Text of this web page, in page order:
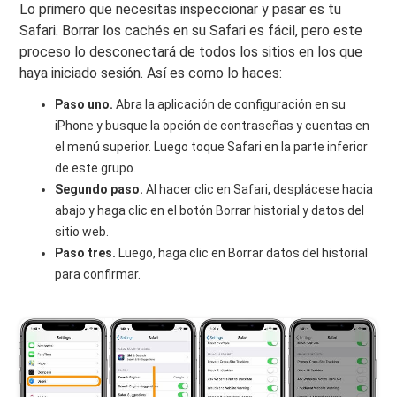
Lo primero que necesitas inspeccionar y pasar es tu
Safari. Borrar los cachés en su Safari es fácil, pero este
proceso lo desconectará de todos los sitios en los que
haya iniciado sesión. Así es como lo haces:
Paso uno. Abra la aplicación de configuración en su
iPhone y busque la opción de contraseñas y cuentas en
el menú superior. Luego toque Safari en la parte inferior
de este grupo.
Segundo paso. Al hacer clic en Safari, desplácese hacia
abajo y haga clic en el botón Borrar historial y datos del
sitio web.
Paso tres. Luego, haga clic en Borrar datos del historial
para confirmar.